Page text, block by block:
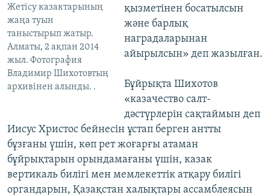
Жетісу казактарының
жаңа туын
таныстырып жатыр.
Алматы, 2 ақпан 2014
жыл. Фотография
Владимир Шихотовтың
архивінен алынды. .
қызметінен босатылсын
және барлық
наградаларынан
айырылсын» деп жазылған.
Бұйрықта Шихотов
«казачество салт-
дәстүрлерін сақтаймын деп
Иисус Христос бейнесін ұстап берген антты
бұзғаны үшін, көп рет жоғарғы атаман
бұйрықтарын орындамағаны үшін, казак
вертикаль билігі мен мемлекеттік атқару билігі
органдарын, Қазақстан халықтары ассамблеясын